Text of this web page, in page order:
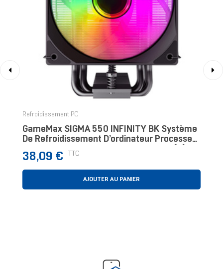
Refroidissement PC
GameMax SIGMA 550 INFINITY BK Système
De Refroidissement D’ordinateur Processeur
Refroidisseur D'air 12 Cm Noir 1 Pièce(s)
Prix
38,09 € TTC
AJOUTER AU PANIER